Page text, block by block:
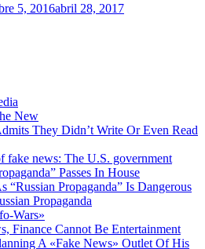
5, 2016abril 28, 2017
New
They Didn’t Write Or Even Read
fake news: The U.S. government
Passes In House
“Russian Propaganda” Is Dangerous
Propaganda
Wars»
Finance Cannot Be Entertainment
A «Fake News» Outlet Of His